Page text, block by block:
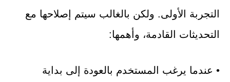
التجربة الأولى. ولكن بالغالب سيتم إصلاحها مع
التحديثات القادمة، وأهمها:
• عندما يرغب المستخدم بالعودة إلى بداية